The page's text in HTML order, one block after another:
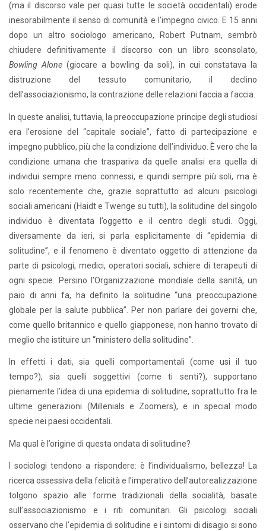
(ma il discorso vale per quasi tutte le società occidentali) erode
inesorabilmente il senso di comunità e l’impegno civico. E 15 anni
dopo un altro sociologo americano, Robert Putnam, sembrò
chiudere definitivamente il discorso con un libro sconsolato,
Bowling Alone (giocare a bowling da soli), in cui constatava la
distruzione del tessuto comunitario, il declino
dell’associazionismo, la contrazione delle relazioni faccia a faccia.
In queste analisi, tuttavia, la preoccupazione principe degli studiosi
era l’erosione del “capitale sociale”, fatto di partecipazione e
impegno pubblico, più che la condizione dell’individuo. È vero che la
condizione umana che traspariva da quelle analisi era quella di
individui sempre meno connessi, e quindi sempre più soli, ma è
solo recentemente che, grazie soprattutto ad alcuni psicologi
sociali americani (Haidt e Twenge su tutti), la solitudine del singolo
individuo è diventata l’oggetto e il centro degli studi. Oggi,
diversamente da ieri, si parla esplicitamente di “epidemia di
solitudine”, e il fenomeno è diventato oggetto di attenzione da
parte di psicologi, medici, operatori sociali, schiere di terapeuti di
ogni specie. Persino l’Organizzazione mondiale della sanità, un
paio di anni fa, ha definito la solitudine “una preoccupazione
globale per la salute pubblica”. Per non parlare dei governi che,
come quello britannico e quello giapponese, non hanno trovato di
meglio che istituire un “ministero della solitudine”.
In effetti i dati, sia quelli comportamentali (come usi il tuo
tempo?), sia quelli soggettivi (come ti senti?), supportano
pienamente l’idea di una epidemia di solitudine, soprattutto fra le
ultime generazioni (Millenials e Zoomers), e in special modo
specie nei paesi occidentali.
Ma qual è l’origine di questa ondata di solitudine?
I sociologi tendono a rispondere: è l’individualismo, bellezza! La
ricerca ossessiva della felicità e l’imperativo dell’autorealizzazione
tolgono spazio alle forme tradizionali della socialità, basate
sull’associazionismo e i riti comunitari. Gli psicologi sociali
osservano che l’epidemia di solitudine e i sintomi di disagio si sono